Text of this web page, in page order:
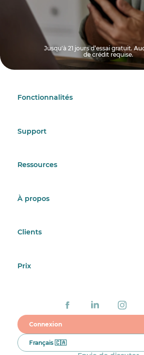
Jusqu'à 21 jours d’essai gratuit.
de crédit requise.
Fonctionnalités
Support
Ressources
À propos
Clients
Prix
Connexion
Français 🇨🇦